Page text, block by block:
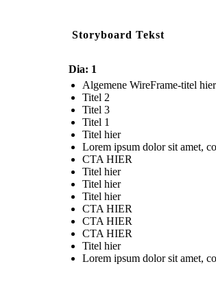
Storyboard Tekst
Dia: 1
Algemene WireFrame-titel hier
Titel 2
Titel 3
Titel 1
Titel hier
Lorem ipsum dolor sit amet,
CTA HIER
Titel hier
Titel hier
Titel hier
CTA HIER
CTA HIER
CTA HIER
Titel hier
Lorem ipsum dolor sit amet,